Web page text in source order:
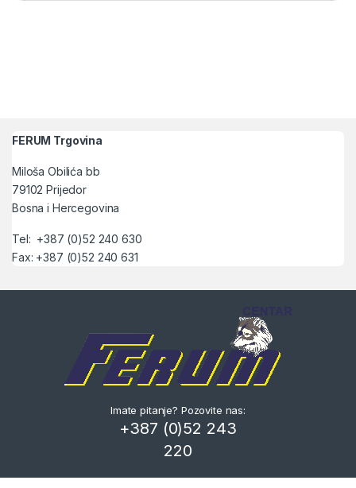
FERUM Trgovina
Miloša Obilića bb
79102 Prijedor
Bosna i Hercegovina
Tel: +387 (0)52 240 630
Fax: +387 (0)52 240 631
Imate pitanje? Pozovite nas:
+387 (0)52 243
220